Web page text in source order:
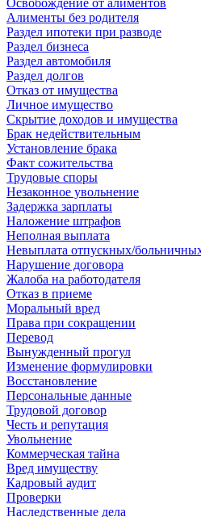
Освобождение от алиментов
Алименты без родителя
Раздел ипотеки при разводе
Раздел бизнеса
Раздел автомобиля
Раздел долгов
Отказ от имущества
Личное имущество
Скрытие доходов и имущества
Брак недействительным
Установление брака
Факт сожительства
Трудовые споры
Незаконное увольнение
Задержка зарплаты
Наложение штрафов
Неполная выплата
Невыплата отпускных/
Нарушение договора
Жалоба на работодателя
Отказ в приеме
Моральный вред
Права при сокращении
Перевод
Вынужденный прогул
Изменение формулировки
Восстановление
Персональные данные
Трудовой договор
Честь и репутация
Увольнение
Коммерческая тайна
Вред имуществу
Кадровый аудит
Проверки
Наследственные дела